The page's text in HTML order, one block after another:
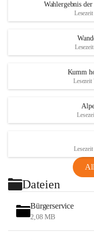
Wahlergebnis
Kumm
Dateien
Bürgerservice
2,08 MB